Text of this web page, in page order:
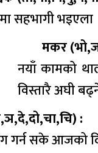
सहभागी
मकर
नयाँ कामको
विस्तारै अघी
:
गर्न सके आजको